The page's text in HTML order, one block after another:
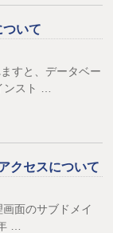
いて
すと、データベー
ンスト …
クセスについて
面のサブドメイ
…